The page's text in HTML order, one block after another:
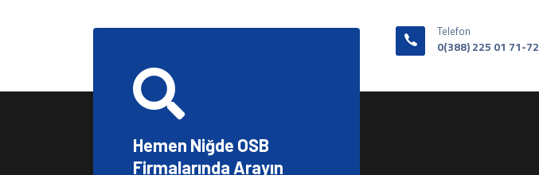
Telefon
0(388) 225 01 71-72
Hemen Niğde OSB
Firmalarında Arayın